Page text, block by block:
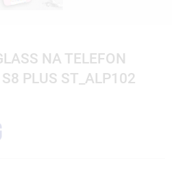
NA TELEFON
PLUS ST_ALP102